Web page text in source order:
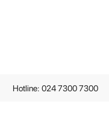
Hotline: 024 7300 7300